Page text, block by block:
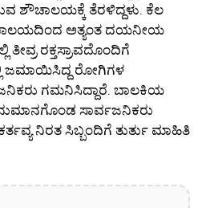
ಶೌಚಾಲಯಕ್ಕೆ ತೆರಳಿದ್ದಳು. ಕೆಲ
ಅತ್ಯಂತ ದಯನೀಯ
ರಕ್ತಸ್ರಾವದೊಂದಿಗೆ
ಜಮಾಯಿಸಿದ್ದ ರೋಗಿಗಳ
ಗಮನಿಸಿದ್ದಾರೆ. ಬಾಲಕಿಯ
ಸಾರ್ವಜನಿಕರು
ನಿರತ ಸಿಬ್ಬಂದಿಗೆ ತುರ್ತು ಮಾಹಿತಿ